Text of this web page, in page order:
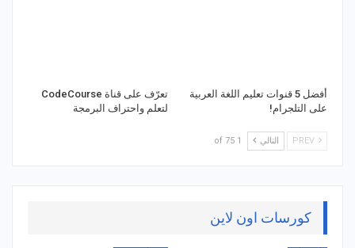
أفضل 5 قنوات تعليم اللغة العربية
على التلجرام!
تعرّف على قناة CodeCourse
لتعلم واحتراف البرمجة
التالي 1 of 75
كورسات اون لاين